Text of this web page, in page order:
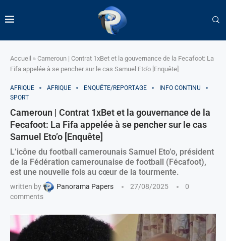
Accueil » Cameroun | Contrat 1xBet et la gouvernance de la Fecafoot: La
Fifa appelée à se pencher sur le cas Samuel Eto’o [Enquête]
AFRIQUE AFRIQUE ENQUÊTE/REPORTAGE
INFO CONTINU
SPORT
Cameroun | Contrat 1xBet et la gouvernance de la
Fecafoot: La Fifa appelée à se pencher sur le cas
Samuel Eto’o [Enquête]
L’icône du football camerounais Samuel Eto’o, président
de la Fédération camerounaise de football (Fécafoot),
est une nouvelle fois au cœur de la tourmente.
written by Panorama Papers 27/08/2025
0
comments